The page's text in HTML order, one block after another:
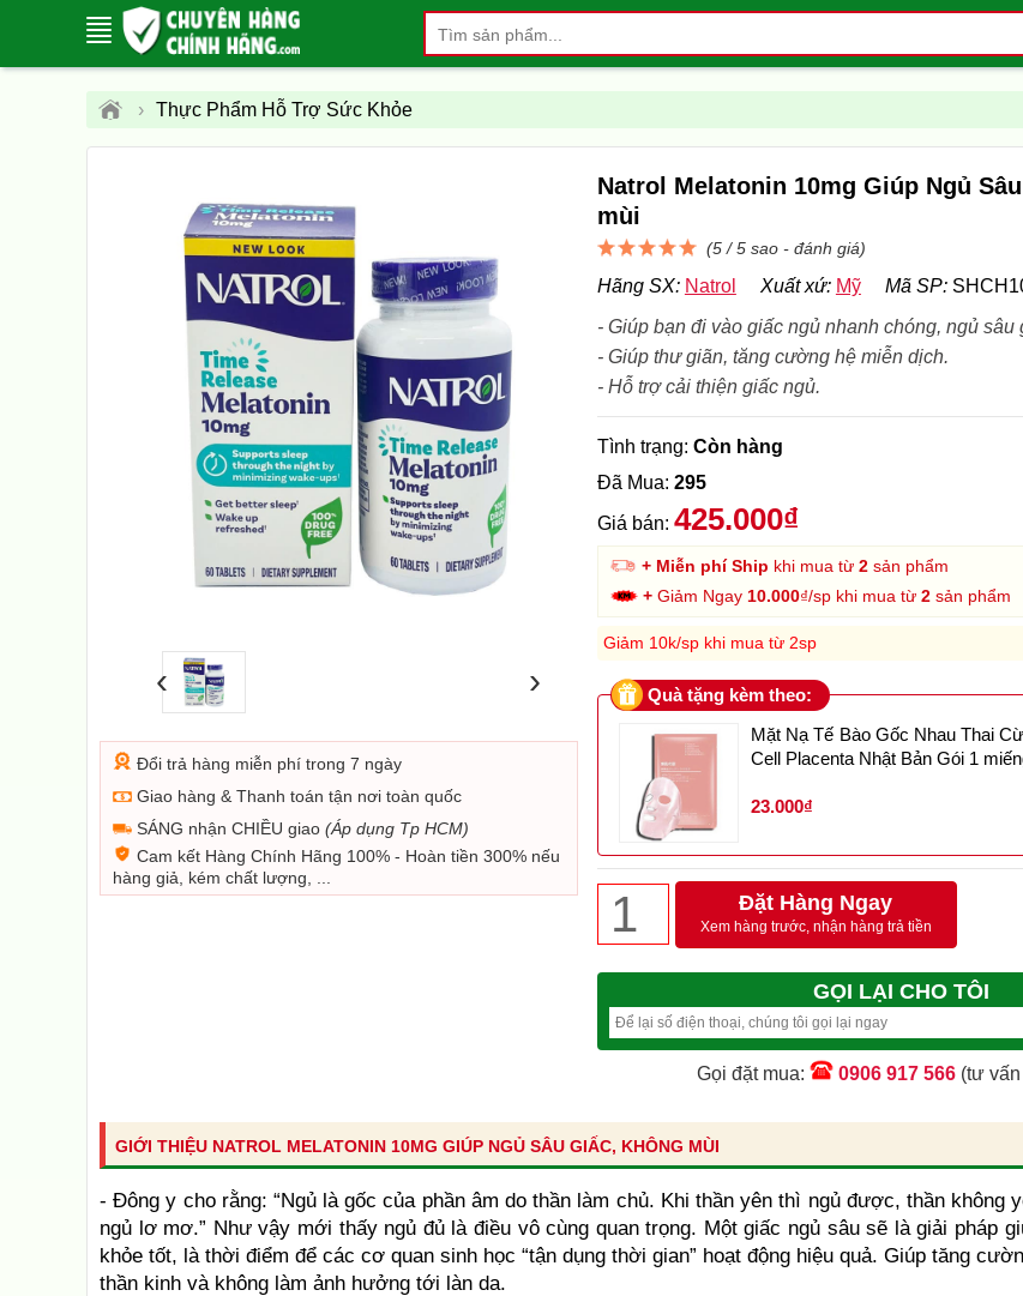
› Thực Phẩm Hỗ Trợ Sức Khỏe
‹ ›
Đổi trả hàng miễn phí trong 7 ngày
Giao hàng & Thanh toán tận nơi toàn quốc
SÁNG nhận CHIỀU giao (Áp dụng Tp HCM)
Cam kết Hàng Chính Hãng 100% - Hoàn tiền 300% nếu
hàng giả, kém chất lượng, ...
Natrol Melatonin 10mg Giúp Ngủ
mùi
(5 / 5 sao - đánh giá)
Hãng SX: Natrol Xuất xứ: Mỹ Mã SP:
- Giúp bạn đi vào giấc ngủ nhanh chóng, ngủ sâu
- Giúp thư giãn, tăng cường hệ miễn dịch.
- Hỗ trợ cải thiện giấc ngủ.
Tình trạng: Còn hàng
Đã Mua: 295
Giá bán: 425.000₫
+ Miễn phí Ship khi mua từ 2sản phẩm
+ Giảm Ngay 10.000₫/sp khi mua từ2 sản phẩm
Giảm 10k/sp khi mua từ 2sp
Quà tặng kèm theo:
Mặt Nạ Tế Bào Gốc Nhau Thai
Cell Placenta Nhật Bản Gói 1
23.000₫
Đặt Hàng Ngay
Xem hàng trước, nhận hàng trả tiền
GỌI LẠI CHO TÔI
Gọi đặt mua: 0906 917 566 (tư
GIỚI THIỆU NATROL MELATONIN 10MG GIÚP NGỦ SÂU GIẤC, KHÔNG MÙI
- Đông y cho rằng: “Ngủ là gốc của phần âm do thần làm chủ. Khi thần yên thì ngủ được, thần không
ngủ lơ mơ.” Như vậy mới thấy ngủ đủ là điều vô cùng quan trọng. Một giấc ngủ sâu sẽ là giải pháp
khỏe tốt, là thời điểm để các cơ quan sinh học “tận dụng thời gian” hoạt động hiệu quả. Giúp tăng
thần kinh và không làm ảnh hưởng tới làn da.